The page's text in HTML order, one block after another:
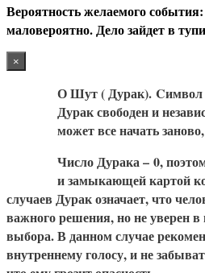
Вероятность желаемого события:
маловероятно. Дело зайдет в
×
О Шут ( Дурак). Cимвол
Дурак свободен и
может все начать
Число Дурака – 0,
и замыкающей картой
случаев Дурак означает, что
важного решения, но не уверен в
выбора. В данном случае
внутреннему голосу, и не